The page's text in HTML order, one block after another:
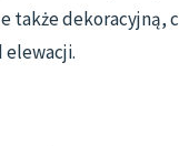
także dekoracyjną,
elewacji.